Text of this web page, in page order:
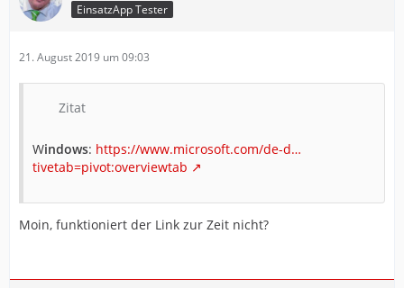
EinsatzApp Tester
21. August 2019 um 09:03
Zitat
Windows: https://www.microsoft.com/de-d…
tivetab=pivot:overviewtab
Moin, funktioniert der Link zur Zeit nicht?